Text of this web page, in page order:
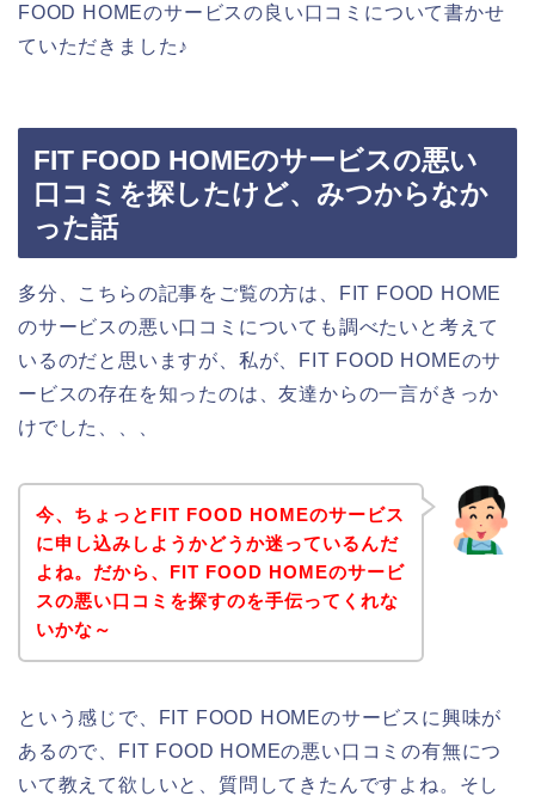
FOOD HOMEのサービスの良い口コミについて書かせ
ていただきました♪
FIT FOOD HOMEのサービスの悪い
口コミを探したけど、みつからなか
った話
多分、こちらの記事をご覧の方は、FIT FOOD HOME
のサービスの悪い口コミについても調べたいと考えて
いるのだと思いますが、私が、FIT FOOD HOMEのサ
ービスの存在を知ったのは、友達からの一言がきっか
けでした、、、
今、ちょっとFIT FOOD HOMEのサービス
に申し込みしようかどうか迷っているんだ
よね。だから、FIT FOOD HOMEのサービ
スの悪い口コミを探すのを手伝ってくれな
いかな～
という感じで、FIT FOOD HOMEのサービスに興味が
あるので、FIT FOOD HOMEの悪い口コミの有無につ
いて教えて欲しいと、質問してきたんですよね。そし